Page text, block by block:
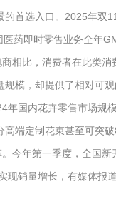
首选入口。2025年双
药即时零售业务全年
相比，消费者在此类
规模，却提供了相对可
年国内花卉零售市场
端定制花束甚至可突
。今年第一季度，全国
现销量增长，有媒体